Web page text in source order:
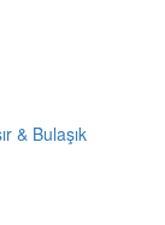
& Bulaşık